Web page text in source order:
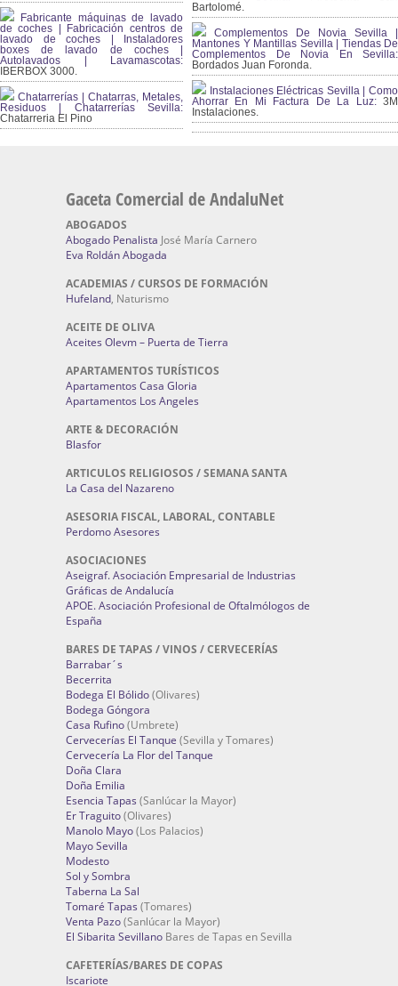
Fabricante máquinas de lavado
de coches | Fabricación centros de
lavado de coches | Instaladores
boxes de lavado de coches |
Autolavados | Lavamascotas:
IBERBOX 3000.
Chatarrerías | Chatarras, Metales,
Residuos | Chatarrerías Sevilla:
Chatarreria El Pino
Bartolomé.
Complementos De Novia Sevilla |
Mantones Y Mantillas Sevilla | Tiendas De
Complementos De Novia En Sevilla:
Bordados Juan Foronda.
Instalaciones Eléctricas Sevilla | Como
Ahorrar En Mi Factura De La Luz:3M
Instalaciones.
Gaceta Comercial de AndaluNet
ABOGADOS
Abogado Penalista José María Carnero
Eva Roldán Abogada
ACADEMIAS / CURSOS DE FORMACIÓN
Hufeland, Naturismo
ACEITE DE OLIVA
Aceites Olevm – Puerta de Tierra
APARTAMENTOS TURÍSTICOS
Apartamentos Casa Gloria
Apartamentos Los Angeles
ARTE & DECORACIÓN
Blasfor
ARTICULOS RELIGIOSOS / SEMANA SANTA
La Casa del Nazareno
ASESORIA FISCAL, LABORAL, CONTABLE
Perdomo Asesores
ASOCIACIONES
Aseigraf. Asociación Empresarial de Industrias
Gráficas de Andalucía
APOE. Asociación Profesional de Oftalmólogos de
España
BARES DE TAPAS / VINOS / CERVECERÍAS
Barrabar´s
Becerrita
Bodega El Bólido(Olivares)
Bodega Góngora
Casa Rufino(Umbrete)
Cervecerías El Tanque (Sevilla y Tomares)
Cervecería La Flor del Tanque
Doña Clara
Doña Emilia
Esencia Tapas (Sanlúcar la Mayor)
Er Traguito(Olivares)
Manolo Mayo(Los Palacios)
Mayo Sevilla
Modesto
Sol y Sombra
Taberna La Sal
Tomaré Tapas (Tomares)
Venta Pazo(Sanlúcar la Mayor)
El Sibarita Sevillano Bares de Tapas en Sevilla
CAFETERÍAS/BARES DE COPAS
Iscariote